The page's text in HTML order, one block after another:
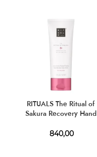
RITUALS The Ritual of
Sakura Recovery Hand
840,00